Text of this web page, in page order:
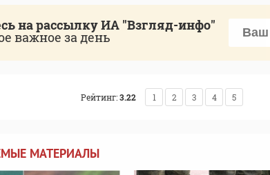
на рассылку ИА "Взгляд-инфо"
важное за день
Рейтинг:3.22 1 2 3 4 5
МАТЕРИАЛЫ